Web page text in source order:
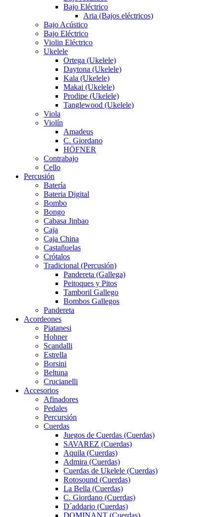
Bajo Eléctrico
Aria (Bajos eléctricos)
Bajo Acústico
Bajo Eléctrico
Violin Eléctrico
Ukelele
Ortega (Ukelele)
Daytona (Ukelele)
Kala (Ukelele)
Makai (Ukelele)
Prodipe (Ukelele)
Tanglewood (Ukelele)
Viola
Violín
Amadeus
C. Giordano
HÖFNER
Contrabajo
Cello
Percusión
Batería
Bateria Digital
Bombo
Bongo
Cabasa Jinbao
Caja
Caja China
Castañuelas
Crótalos
Tradicional (Percusión)
Pandereta (Gallega)
Peitoques y Pitos
Tamboril Gallego
Bombos Gallegos
Pandereta
Acordeones
Piatanesi
Hohner
Scandalli
Estrella
Borsini
Beltuna
Crucianelli
Accesorios
Afinadores
Pedales
Percursión
Cuerdas
Juegos de Cuerdas (Cuerdas)
SAVAREZ (Cuerdas)
Aquila (Cuerdas)
Admira (Cuerdas)
Cuerdas de Ukelele (Cuerdas)
Rotosound (Cuerdas)
La Bella (Cuerdas)
C. Giordano (Cuerdas)
D´addario (Cuerdas)
DOMINANT (Cuerdas)